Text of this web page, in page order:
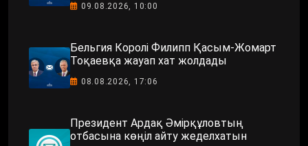
09.08.2026, 10:00
Бельгия Королі Филипп Қасым-Жомарт
Тоқаевқа жауап хат жолдады
08.08.2026, 17:06
Президент Ардақ Әмірқұловтың
отбасына көңіл айту жеделхатын